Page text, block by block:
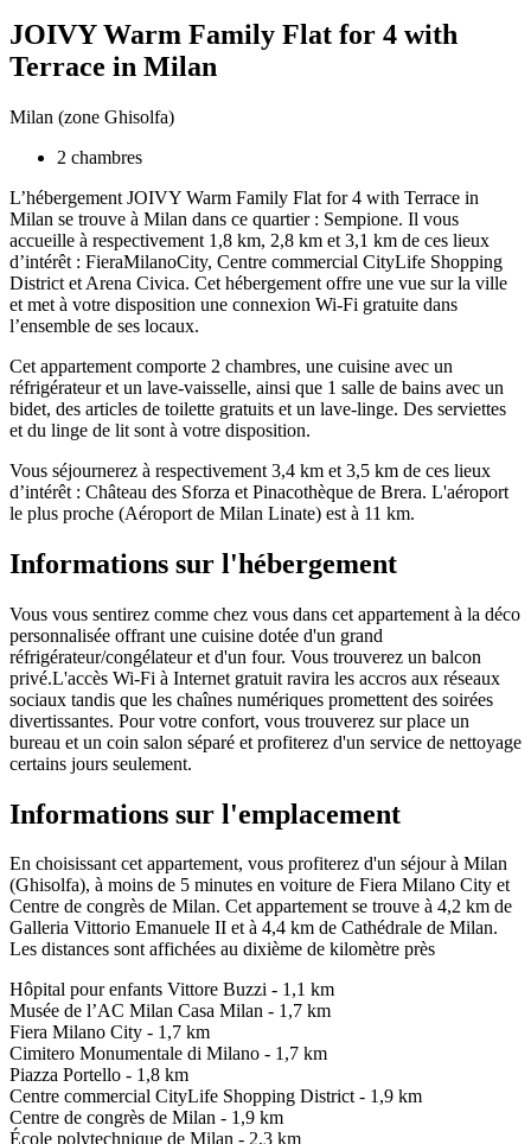
JOIVY Warm Family Flat for 4 with
Terrace in Milan
Milan (zone Ghisolfa)
2 chambres
L’hébergement JOIVY Warm Family Flat for 4 with Terrace in
Milan se trouve à Milan dans ce quartier : Sempione. Il vous
accueille à respectivement 1,8 km, 2,8 km et 3,1 km de ces lieux
d’intérêt : FieraMilanoCity, Centre commercial CityLife Shopping
District et Arena Civica. Cet hébergement offre une vue sur la ville
et met à votre disposition une connexion Wi-Fi gratuite dans
l’ensemble de ses locaux.
Cet appartement comporte 2 chambres, une cuisine avec un
réfrigérateur et un lave-vaisselle, ainsi que 1 salle de bains avec un
bidet, des articles de toilette gratuits et un lave-linge. Des serviettes
et du linge de lit sont à votre disposition.
Vous séjournerez à respectivement 3,4 km et 3,5 km de ces lieux
d’intérêt : Château des Sforza et Pinacothèque de Brera. L'aéroport
le plus proche (Aéroport de Milan Linate) est à 11 km.
Informations sur l'hébergement
Vous vous sentirez comme chez vous dans cet appartement à la déco
personnalisée offrant une cuisine dotée d'un grand
réfrigérateur/congélateur et d'un four. Vous trouverez un balcon
privé.L'accès Wi-Fi à Internet gratuit ravira les accros aux réseaux
sociaux tandis que les chaînes numériques promettent des soirées
divertissantes. Pour votre confort, vous trouverez sur place un
bureau et un coin salon séparé et profiterez d'un service de nettoyage
certains jours seulement.
Informations sur l'emplacement
En choisissant cet appartement, vous profiterez d'un séjour à Milan
(Ghisolfa), à moins de 5 minutes en voiture de Fiera Milano City et
Centre de congrès de Milan. Cet appartement se trouve à 4,2 km de
Galleria Vittorio Emanuele II et à 4,4 km de Cathédrale de Milan.
Les distances sont affichées au dixième de kilomètre près
Hôpital pour enfants Vittore Buzzi - 1,1 km
Musée de l’AC Milan Casa Milan - 1,7 km
Fiera Milano City - 1,7 km
Cimitero Monumentale di Milano - 1,7 km
Piazza Portello - 1,8 km
Centre commercial CityLife Shopping District - 1,9 km
Centre de congrès de Milan - 1,9 km
École polytechnique de Milan - 2,3 km